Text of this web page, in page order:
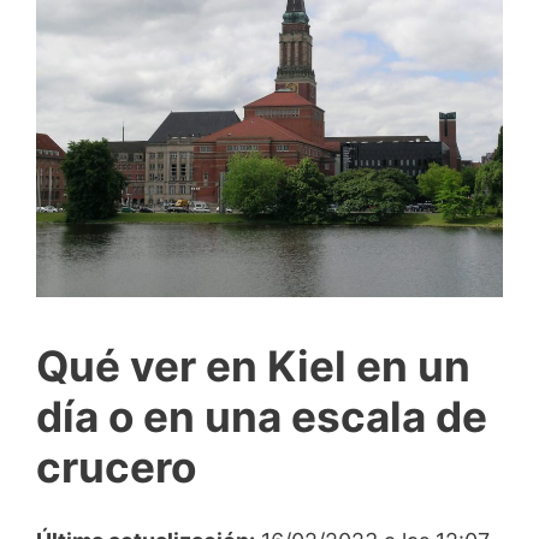
Qué ver en Kiel en un
día o en una escala de
crucero